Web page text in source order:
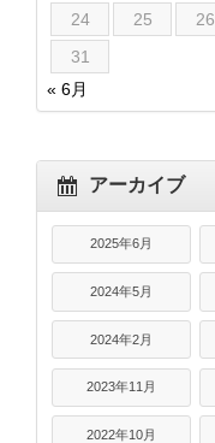
24
25 26
31
« 6月
アーカイブ
2025年6月
2024年5月
2024年2月
2023年11月
2022年10月